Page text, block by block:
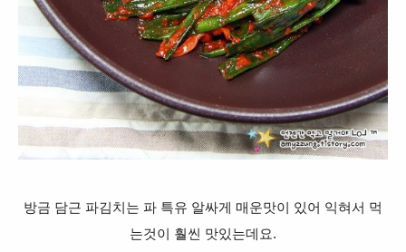
방금 담근 파김치는 파 특유 알싸게 매운맛이 있어 익혀서 먹
는것이 훨씬 맛있는데요.